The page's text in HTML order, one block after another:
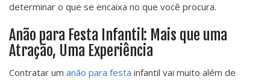
determinar o que se encaixa no que você procura.
Anão para Festa Infantil: Mais que uma
Atração, Uma Experiência
Contratar um anão para festa infantil vai muito além de